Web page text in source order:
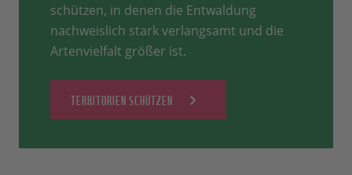
schützen, in denen die Entwaldung
nachweislich stark verlangsamt und die
Artenvielfalt größer ist.
TERRITORIEN SCHÜTZEN